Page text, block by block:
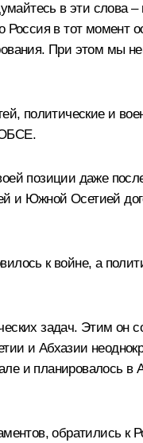
в эти слова
в тот момент
При этом мы
политические и
ОБСЕ.
позиции даже
и Южной Осетией
к войне, а
задач. Этим он
и Абхазии
и планировалось в
обратились к